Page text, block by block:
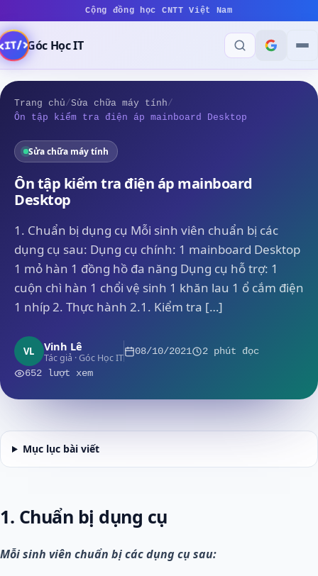
Cộng đồng học CNTT Việt Nam
Góc Học IT
Trang chủ/Sửa chữa máy tính/
Ôn tập kiểm tra điện áp mainboard Desktop
Sửa chữa máy tính
Ôn tập kiểm tra điện áp mainboard
Desktop
1. Chuẩn bị dụng cụ Mỗi sinh viên chuẩn bị các
dụng cụ sau: Dụng cụ chính: 1 mainboard Desktop
1 mỏ hàn 1 đồng hồ đa năng Dụng cụ hỗ trợ: 1
cuộn chì hàn 1 chổi vệ sinh 1 khăn lau 1 ổ cắm điện
1 nhíp 2. Thực hành 2.1. Kiểm tra […]
VL Vinh Lê
Tác giả · Góc Học IT
08/10/2021 2 phút đọc
652 lượt xem
Mục lục bài viết
1. Chuẩn bị dụng cụ
Mỗi sinh viên chuẩn bị các dụng cụ sau: